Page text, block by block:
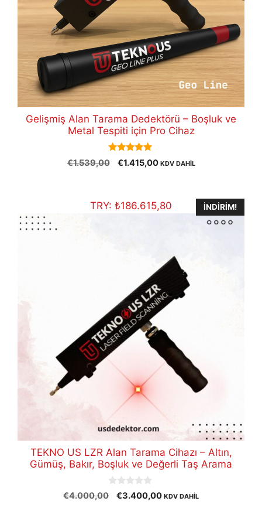
Gelişmiş Alan Tarama Dedektörü – Boşluk ve
Metal Tespiti için Pro Cihaz
5.00
out of 5
€1.539,00
Orijinal
€1.415,00Şu
€1.415,00.
KDV DAHİL
TRY: ₺186.615,80 İNDIRIM!
TEKNO US LZR Alan Tarama Cihazı – Altın,
Gümüş, Bakır, Boşluk ve Değerli Taş Arama
0
o
€4.000,00
Orijinal
€3.400,00Şu
KDV DAHİL